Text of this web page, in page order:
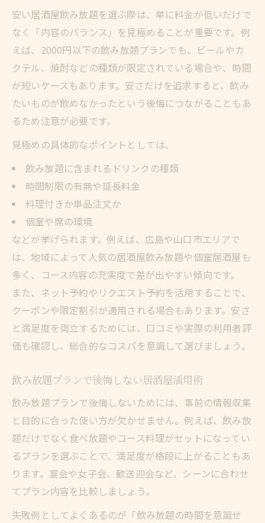
居酒屋飲み放題の料金と杯数の目安を徹底
解説
飲み放題で何杯飲めばお得かを見極める方
法
居酒屋飲み放題の賢い杯数計画で損を防ぐ
飲み放題コースでコスパ良く元を取る実践
術
略
安い居酒屋飲み放題でコスト削減する秘訣
飲み放題居酒屋の割引やクーポン活用術
個室居酒屋飲み放題をお得に予約するコツ
居酒屋飲み放題だけを狙う賢い選び方
飲み放題付き居酒屋で節約しながら楽しむ
方法
安い居酒屋飲み放題を選ぶ際は、単に料金が低いだけで
なく「内容のバランス」を見極めることが重要です。例
えば、2000円以下の飲み放題プランでも、ビールやカ
クテル、焼酎などの種類が限定されている場合や、時間
が短いケースもあります。安さだけを追求すると、飲み
たいものが飲めなかったという後悔につながることもあ
るため注意が必要です。
見極めの具体的なポイントとしては、
飲み放題に含まれるドリンクの種類
時間制限の有無や延長料金
料理付きか単品注文か
個室や席の環境
などが挙げられます。例えば、広島や山口市エリアで
は、地域によって人気の居酒屋飲み放題や個室居酒屋も
多く、コース内容の充実度で差が出やすい傾向です。
また、ネット予約やリクエスト予約を活用することで、
クーポンや限定割引が適用される場合もあります。安さ
と満足度を両立するためには、口コミや実際の利用者評
価も確認し、総合的なコスパを意識して選びましょう。
飲み放題プランで後悔しない居酒屋活用術
飲み放題プランで後悔しないためには、事前の情報収集
と目的に合った使い方が欠かせません。例えば、飲み放
題だけでなく食べ放題やコース料理がセットになってい
るプランを選ぶことで、満足度が格段に上がることもあ
ります。宴会や女子会、歓送迎会など、シーンに合わせ
てプラン内容を比較しましょう。
失敗例としてよくあるのが「飲み放題の時間を意識せ